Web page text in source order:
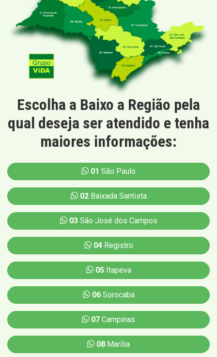
Escolha a Baixo a Região pela
qual deseja ser atendido e tenha
maiores informações:
01 São Paulo
02Baixada Santista
03São José dos Campos
04Registro
05Itapeva
06Sorocaba
07 Campinas
08 Marília